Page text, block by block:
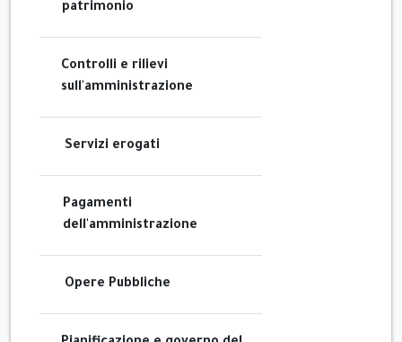
patrimonio
Controlli e rilievi
sull'amministrazione
Servizi erogati
Pagamenti
dell'amministrazione
Opere Pubbliche